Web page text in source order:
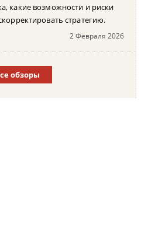
какие возможности и риски
стратегию.
2 Февраля 2026
обзоры